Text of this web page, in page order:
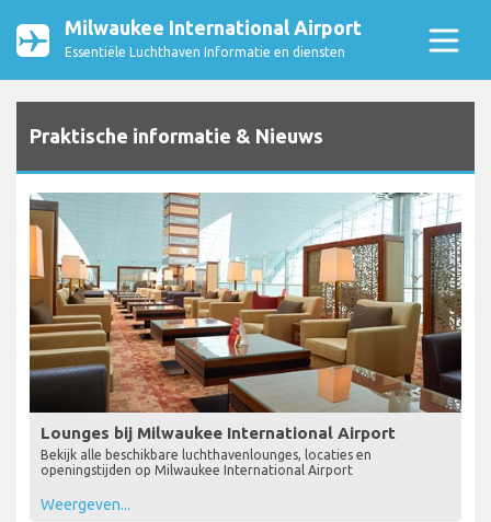
Milwaukee International Airport
Essentiële Luchthaven Informatie en diensten
Praktische informatie & Nieuws
Lounges bij Milwaukee International Airport
Bekijk alle beschikbare luchthavenlounges, locaties en
openingstijden op Milwaukee International Airport
Weergeven...